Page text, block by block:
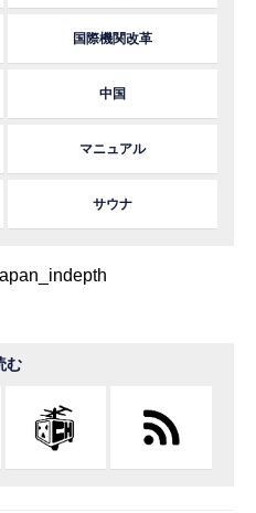
国際機関改革
中国
マニュアル
サウナ
む